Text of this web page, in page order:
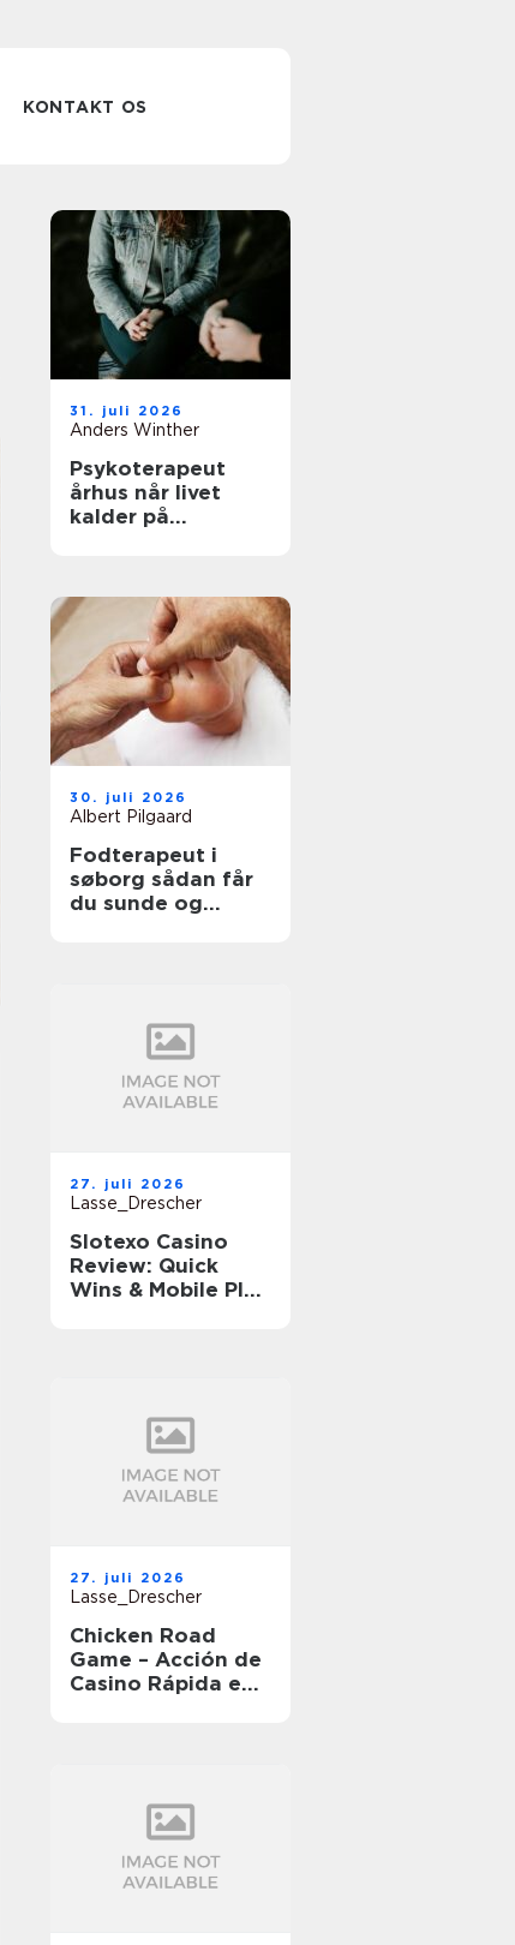
KONTAKT OS
31. juli 2026
Anders Winther
Psykoterapeut
århus når livet
kalder på
30. juli 2026
Albert Pilgaard
Fodterapeut i
søborg sådan får
du sunde og
27. juli 2026
Lasse_Drescher
Slotexo Casino
Review: Quick
Wins & Mobile Play
27. juli 2026
Lasse_Drescher
Chicken Road
Game – Acción de
Casino Rápida en